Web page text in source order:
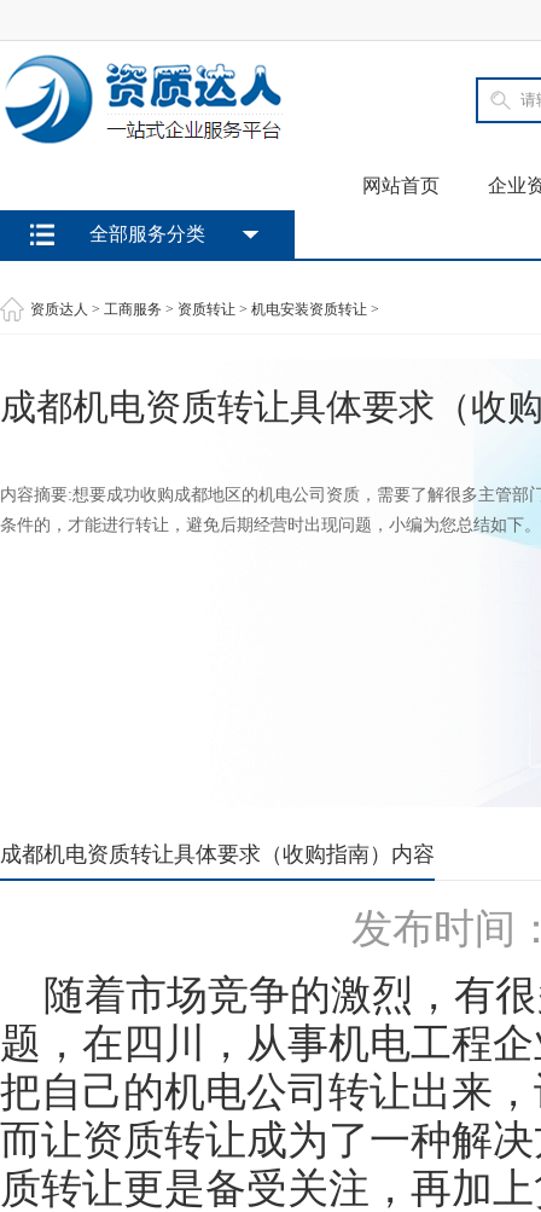
网站首页 企业
全部服务分类
资质达人 > 工商服务 > 资质转让 > 机电安装资质转让 >
成都机电资质转让具体要求（收
内容摘要:想要成功收购成都地区的机电公司资质，需要了解很多主管部
条件的，才能进行转让，避免后期经营时出现问题，小编为您总结如下
成都机电资质转让具体要求（收购指南）内容
发布时间
随着市场竞争的激烈，有
题，在四川，从事机电工程
把自己的机电公司转让出来
而让资质转让成为了一种解
质转让更是备受关注，再加